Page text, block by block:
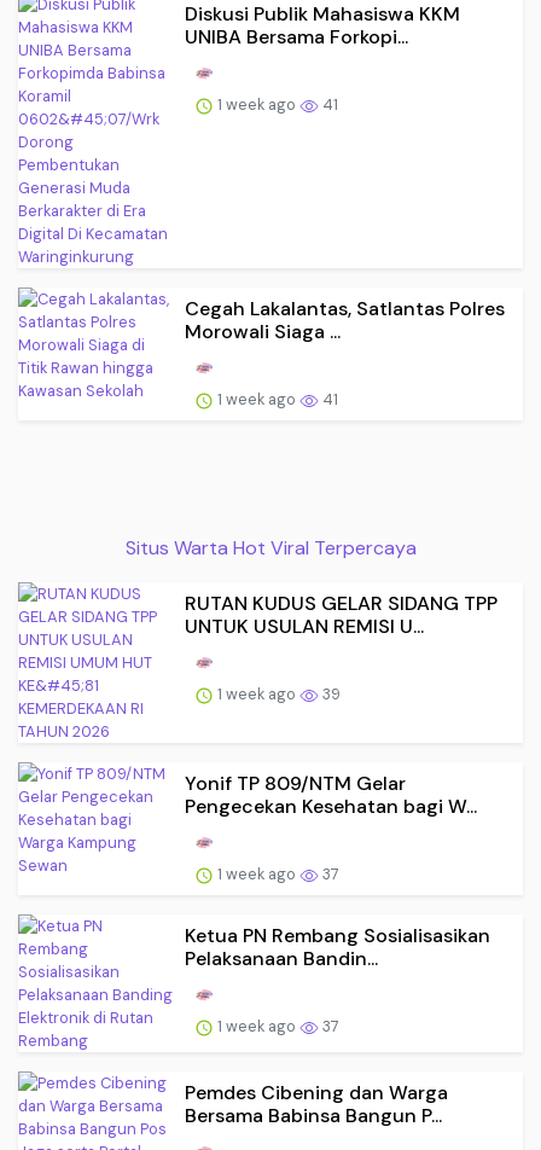
Diskusi Publik Mahasiswa KKM
UNIBA Bersama Forkopi...
1 week ago 41
Cegah Lakalantas, Satlantas Polres
Morowali Siaga ...
1 week ago 41
Situs Warta Hot Viral Terpercaya
RUTAN KUDUS GELAR SIDANG TPP
UNTUK USULAN REMISI U...
1 week ago 39
Yonif TP 809/NTM Gelar
Pengecekan Kesehatan bagi W...
1 week ago 37
Ketua PN Rembang Sosialisasikan
Pelaksanaan Bandin...
1 week ago 37
Pemdes Cibening dan Warga
Bersama Babinsa Bangun P...